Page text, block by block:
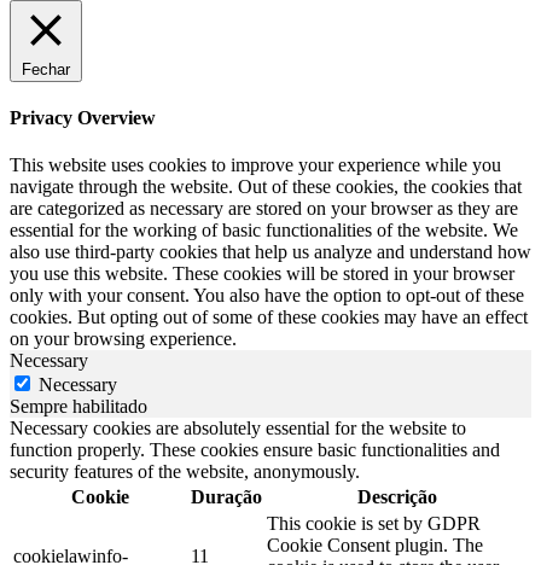
Fechar
Privacy Overview
This website uses cookies to improve your experience while you
navigate through the website. Out of these cookies, the cookies that
are categorized as necessary are stored on your browser as they are
essential for the working of basic functionalities of the website. We
also use third-party cookies that help us analyze and understand how
you use this website. These cookies will be stored in your browser
only with your consent. You also have the option to opt-out of these
cookies. But opting out of some of these cookies may have an effect
on your browsing experience.
Necessary
Necessary
Sempre habilitado
Necessary cookies are absolutely essential for the website to
function properly. These cookies ensure basic functionalities and
security features of the website, anonymously.
Cookie
Duração Descrição
cookielawinfo- 11
This cookie is set by GDPR
Cookie Consent plugin. The